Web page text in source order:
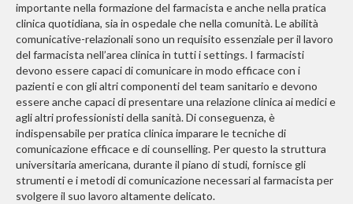
importante nella formazione del farmacista e anche nella pratica
clinica quotidiana, sia in ospedale che nella comunità. Le abilità
comunicative-relazionali sono un requisito essenziale per il lavoro
del farmacista nell’area clinica in tutti i settings. I farmacisti
devono essere capaci di comunicare in modo efficace con i
pazienti e con gli altri componenti del team sanitario e devono
essere anche capaci di presentare una relazione clinica ai medici e
agli altri professionisti della sanità. Di conseguenza, è
indispensabile per pratica clinica imparare le tecniche di
comunicazione efficace e di counselling. Per questo la struttura
universitaria americana, durante il piano di studi, fornisce gli
strumenti e i metodi di comunicazione necessari al farmacista per
svolgere il suo lavoro altamente delicato.